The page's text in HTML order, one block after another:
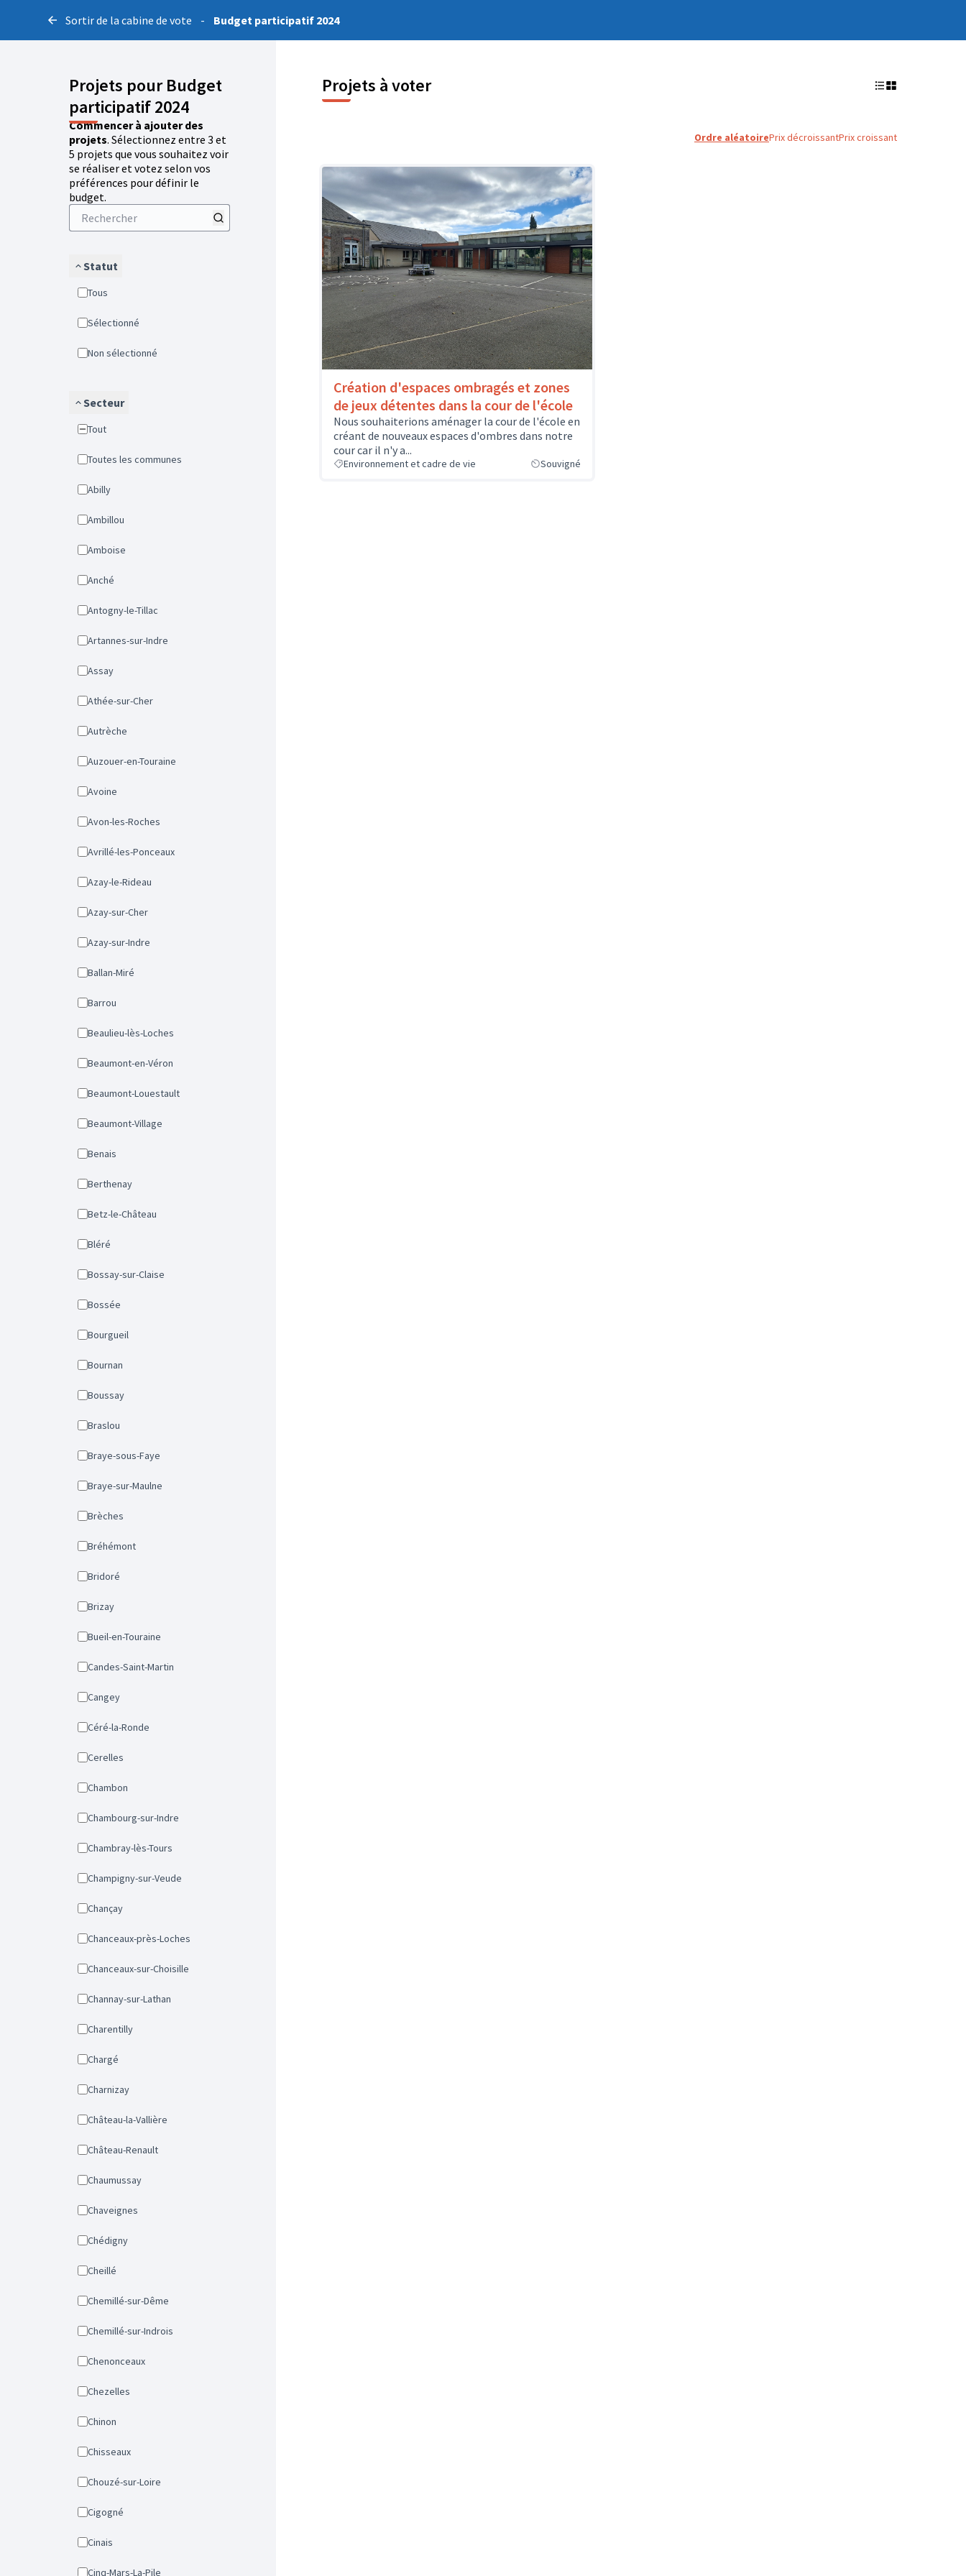
Sortir de la cabine de vote - Budget participatif 2024
Projets pour Budget
participatif 2024
Commencer à ajouter des
projets. Sélectionnez entre 3 et
5 projets que vous souhaitez voir
se réaliser et votez selon vos
préférences pour définir le
budget.
Statut
Tous
Sélectionné
Non sélectionné
Secteur
Tout
Toutes les communes
Abilly
Ambillou
Amboise
Anché
Antogny-le-Tillac
Artannes-sur-Indre
Assay
Athée-sur-Cher
Autrèche
Auzouer-en-Touraine
Avoine
Avon-les-Roches
Avrillé-les-Ponceaux
Azay-le-Rideau
Azay-sur-Cher
Azay-sur-Indre
Ballan-Miré
Barrou
Beaulieu-lès-Loches
Beaumont-en-Véron
Beaumont-Louestault
Beaumont-Village
Benais
Berthenay
Betz-le-Château
Bléré
Bossay-sur-Claise
Bossée
Bourgueil
Bournan
Boussay
Braslou
Braye-sous-Faye
Braye-sur-Maulne
Brèches
Bréhémont
Bridoré
Brizay
Bueil-en-Touraine
Candes-Saint-Martin
Cangey
Céré-la-Ronde
Cerelles
Chambon
Chambourg-sur-Indre
Chambray-lès-Tours
Champigny-sur-Veude
Chançay
Chanceaux-près-Loches
Chanceaux-sur-Choisille
Channay-sur-Lathan
Charentilly
Chargé
Charnizay
Château-la-Vallière
Château-Renault
Chaumussay
Chaveignes
Chédigny
Cheillé
Chemillé-sur-Dême
Chemillé-sur-Indrois
Chenonceaux
Chezelles
Chinon
Chisseaux
Chouzé-sur-Loire
Cigogné
Cinais
Cinq-Mars-La-Pile
Projets à voter
Ordre aléatoirePrix décroissantPrix croissant
Création d'espaces ombragés et zones
de jeux détentes dans la cour de l'école
Nous souhaiterions aménager la cour de l'école en
créant de nouveaux espaces d'ombres dans notre
cour car il n'y a...
Environnement et cadre de vie Souvigné